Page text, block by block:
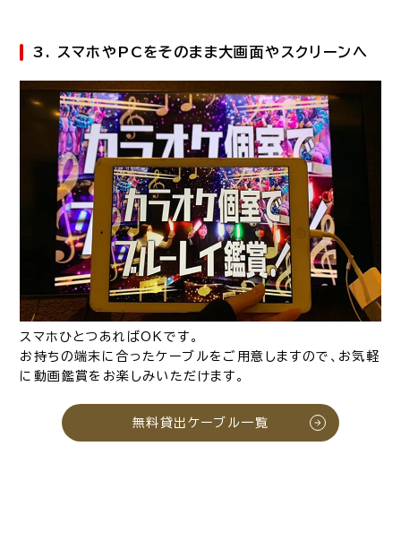
3. スマホやPCをそのまま大画面やスクリーンへ
スマホひとつあればOKです。
お持ちの端末に合ったケーブルをご用意しますので、お気軽
に動画鑑賞をお楽しみいただけます。
無料貸出ケーブル一覧